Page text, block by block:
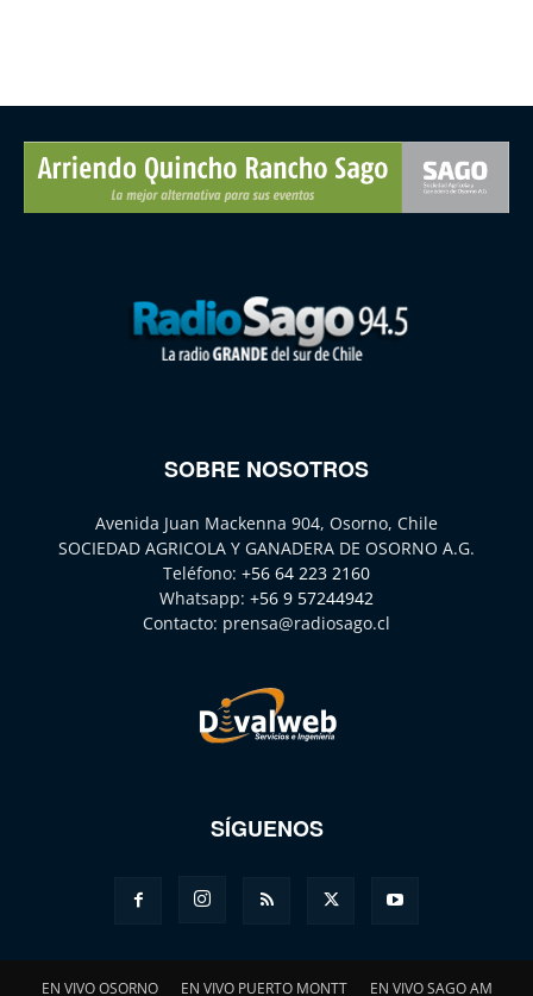
SOBRE NOSOTROS
Avenida Juan Mackenna 904, Osorno, Chile
SOCIEDAD AGRICOLA Y GANADERA DE OSORNO A.G.
Teléfono: +56 64 223 2160
Whatsapp: +56 9 57244942
Contacto: prensa@radiosago.cl
SÍGUENOS
EN VIVO OSORNO EN VIVO PUERTO MONTT EN VIVO SAGO AM